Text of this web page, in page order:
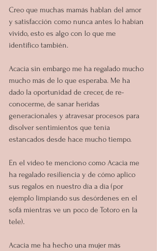
Creo que muchas mamás hablan del amor
y satisfacción como nunca antes lo habían
vivido, esto es algo con lo que me
identifico también.
Acacia sin embargo me ha regalado mucho
mucho más de lo que esperaba. Me ha
dado la oportunidad de crecer, de re-
conocerme, de sanar heridas
generacionales y atravesar procesos para
disolver sentimientos que tenía
estancados desde hace mucho tiempo.
En el vídeo te menciono como Acacia me
ha regalado resiliencia y de cómo aplico
sus regalos en nuestro día a día (por
ejemplo limpiando sus desórdenes en el
sofá mientras ve un poco de Totoro en la
tele).
Acacia me ha hecho una mujer más